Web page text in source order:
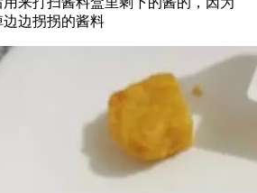
边拐拐的酱料